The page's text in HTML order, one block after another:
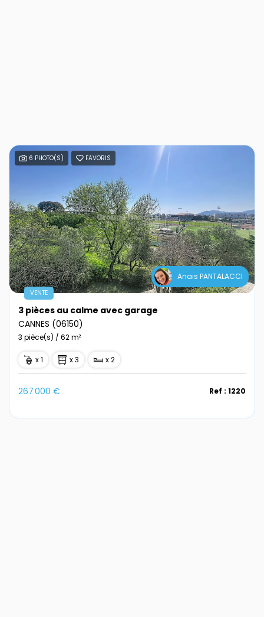
6 PHOTO(S) FAVORIS
Anais PANTALACCI
VENTE
3 pièces au calme avec garage
CANNES (06150)
3 pièce(s) / 62 m²
x 1 x 3 x 2
267 000 € Ref : 1220